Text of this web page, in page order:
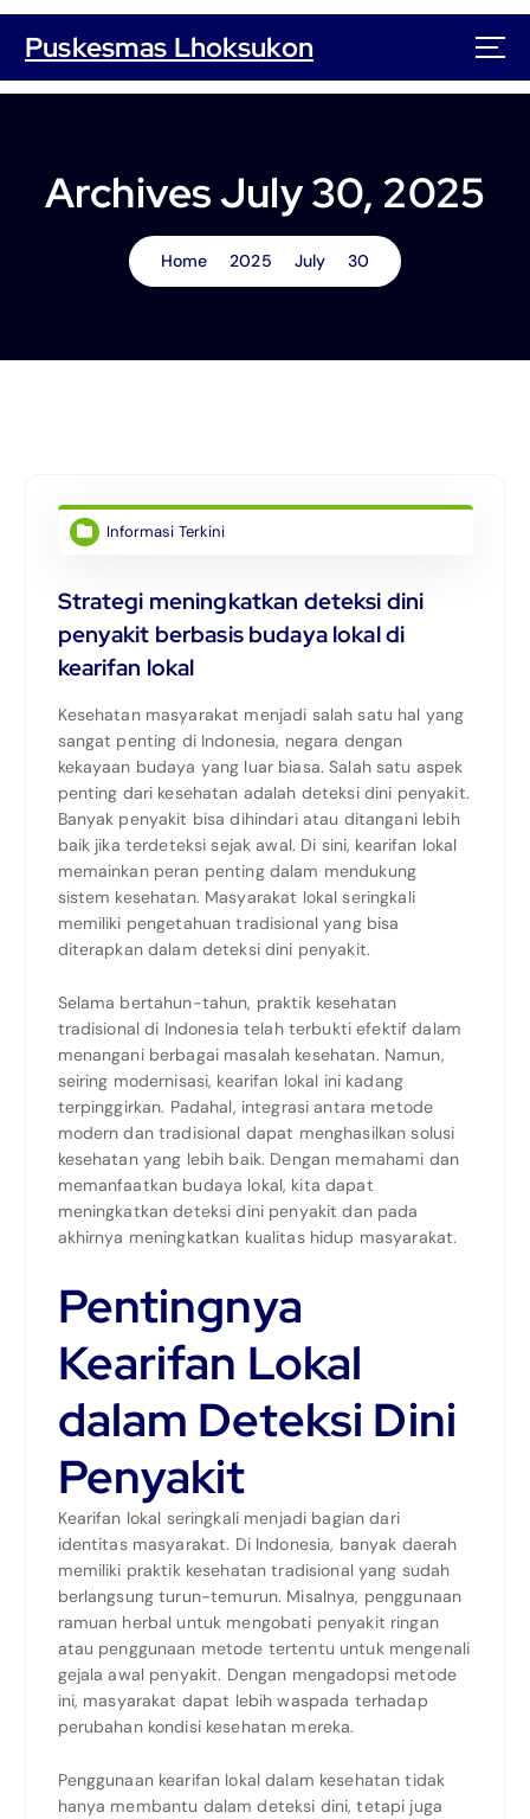
S
p
Puskesmas Lhoksukon
Archives July 30, 2025
Home 2025 July 30
Informasi Terkini
Strategi meningkatkan deteksi dini
penyakit berbasis budaya lokal di
kearifan lokal
Kesehatan masyarakat menjadi salah satu hal yang
sangat penting di Indonesia, negara dengan
kekayaan budaya yang luar biasa. Salah satu aspek
penting dari kesehatan adalah deteksi dini penyakit.
Banyak penyakit bisa dihindari atau ditangani lebih
baik jika terdeteksi sejak awal. Di sini, kearifan lokal
memainkan peran penting dalam mendukung
sistem kesehatan. Masyarakat lokal seringkali
memiliki pengetahuan tradisional yang bisa
diterapkan dalam deteksi dini penyakit.
Selama bertahun-tahun, praktik kesehatan
tradisional di Indonesia telah terbukti efektif dalam
menangani berbagai masalah kesehatan. Namun,
seiring modernisasi, kearifan lokal ini kadang
terpinggirkan. Padahal, integrasi antara metode
modern dan tradisional dapat menghasilkan solusi
kesehatan yang lebih baik. Dengan memahami dan
memanfaatkan budaya lokal, kita dapat
meningkatkan deteksi dini penyakit dan pada
akhirnya meningkatkan kualitas hidup masyarakat.
Pentingnya
Kearifan Lokal
dalam Deteksi Dini
Penyakit
Kearifan lokal seringkali menjadi bagian dari
identitas masyarakat. Di Indonesia, banyak daerah
memiliki praktik kesehatan tradisional yang sudah
berlangsung turun-temurun. Misalnya, penggunaan
ramuan herbal untuk mengobati penyakit ringan
atau penggunaan metode tertentu untuk mengenali
gejala awal penyakit. Dengan mengadopsi metode
ini, masyarakat dapat lebih waspada terhadap
perubahan kondisi kesehatan mereka.
Penggunaan kearifan lokal dalam kesehatan tidak
hanya membantu dalam deteksi dini, tetapi juga